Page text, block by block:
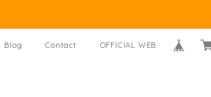
Blog Contact OFFICIAL WEB